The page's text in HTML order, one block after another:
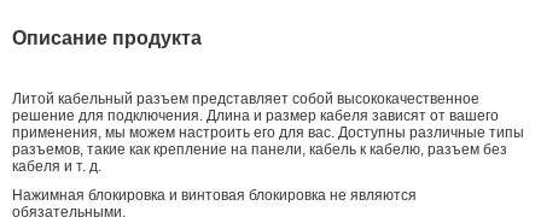
Описание продукта
Литой кабельный разъем представляет собой высококачественное
решение для подключения. Длина и размер кабеля зависят от вашего
применения, мы можем настроить его для вас. Доступны различные типы
разъемов, такие как крепление на панели, кабель к кабелю, разъем без
кабеля и т. д.
Нажимная блокировка и винтовая блокировка не являются
обязательными.